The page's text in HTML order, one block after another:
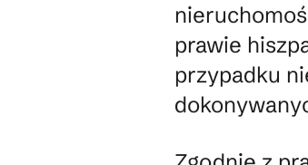
prawie
przypadku